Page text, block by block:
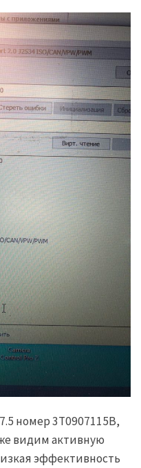
номер 3T0907115B,
видим активную
эффективность